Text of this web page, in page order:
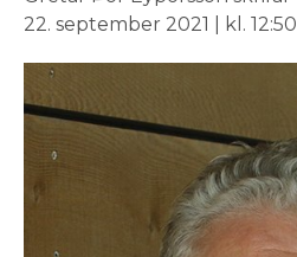
22. september 2021 | kl. 12:50